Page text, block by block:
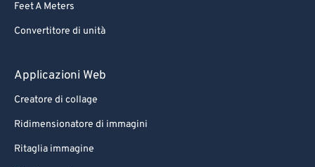
Feet A Meters
Convertitore di unità
Applicazioni Web
Creatore di collage
Ridimensionatore di immagini
Ritaglia immagine